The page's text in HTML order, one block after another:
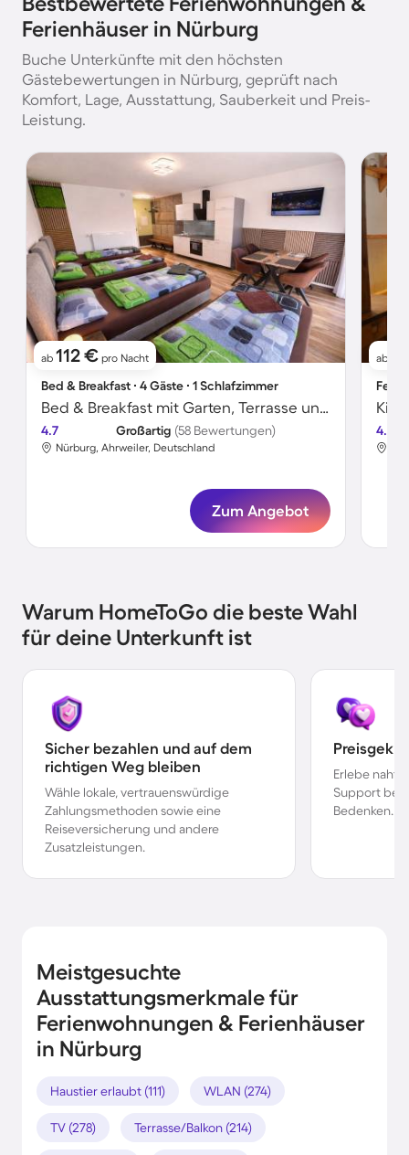
Ferienhäuser in Nürburg
Buche Unterkünfte mit den höchsten
Gästebewertungen in Nürburg, geprüft nach
Komfort, Lage, Ausstattung, Sauberkeit und Preis-
Leistung.
ab 112 € pro Nacht
Bed & Breakfast ∙ 4 Gäste ∙ 1 Schlafzimmer
Bed & Breakfast mit Garten, Terrasse und Grill | Gartenblick
4.7 Großartig (58 Bewertungen)
Nürburg, Ahrweiler, Deutschland
Zum Angebot
ab
4.8
Warum HomeToGo die beste Wahl
für deine Unterkunft ist
Sicher bezahlen und auf dem
richtigen Weg bleiben
Wähle lokale, vertrauenswürdige
Zahlungsmethoden sowie eine
Reiseversicherung und andere
Zusatzleistungen.
Erlebe
Support bei
Bedenken.
Meistgesuchte
Ausstattungsmerkmale für
Ferienwohnungen & Ferienhäuser
in Nürburg
Haustier erlaubt (111) WLAN (274)
TV (278) Terrasse/Balkon (214)